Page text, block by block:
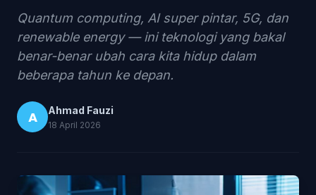
Quantum computing, AI super pintar, 5G, dan
renewable energy — ini teknologi yang bakal
benar-benar ubah cara kita hidup dalam
beberapa tahun ke depan.
A Ahmad Fauzi
18 April 2026